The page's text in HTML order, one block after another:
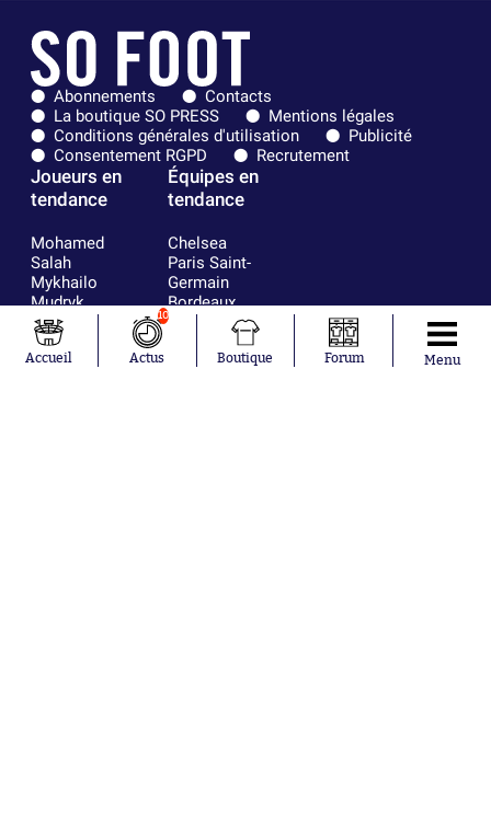
Abonnements
Contacts
La boutique SO PRESS
Mentions légales
Conditions générales d'utilisation
Publicité
Consentement RGPD
Recrutement
Joueurs en
tendance
Mohamed
Salah
Mykhailo
Mudryk
Neymar
Khalis Merah
Loïs Openda
Équipes en
tendance
Chelsea
Paris Saint-
Germain
Bordeaux
Olympique
Accueil
10
Actus Boutique Forum Menu